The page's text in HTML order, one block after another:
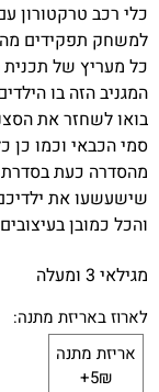
כלי רכב טרקטורון
למשחק תפקידים
כל מעריץ של
המגניב הזה בו
בואו לשחזר את
סמי הכבאי וכמו כן
מהסדרה כעת
שישעשעו את
והכל כמובן
מגילאי 3 ומעלה
לארוז באריזת מתנה:
אריזת מתנה
5₪+